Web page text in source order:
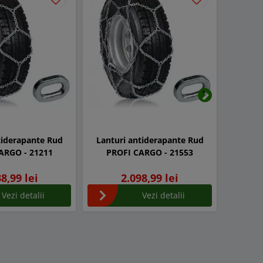
Rud
- 21211
lei
Vezi detalii
Lanturi antiderapante Rud
PROFI CARGO - 21553
2.098,99 lei
Vezi detalii